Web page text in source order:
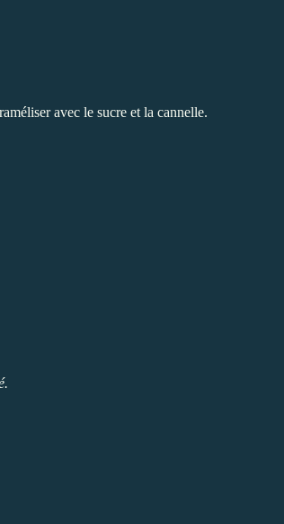
avec le sucre et la cannelle.